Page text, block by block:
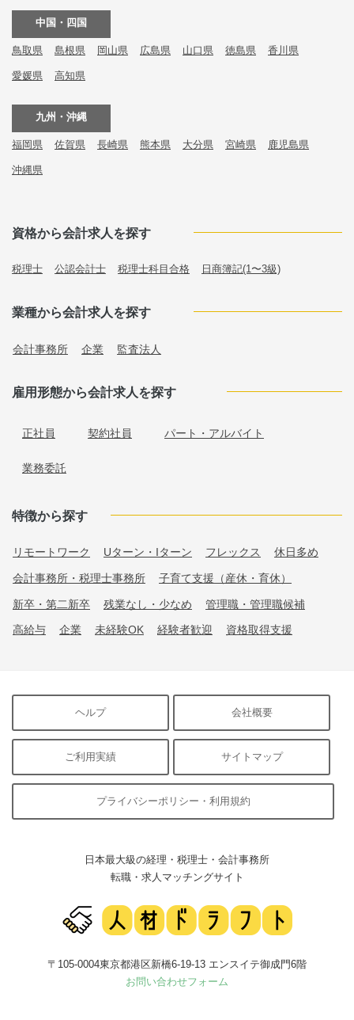
中国・四国
鳥取県 島根県 岡山県 広島県 山口県 徳島県 香川県
愛媛県 高知県
九州・沖縄
福岡県 佐賀県 長崎県 熊本県 大分県 宮崎県 鹿児島県
沖縄県
資格から会計求人を探す
税理士 公認会計士 税理士科目合格 日商簿記(1〜3級)
業種から会計求人を探す
会計事務所 企業 監査法人
雇用形態から会計求人を探す
正社員 契約社員 パート・アルバイト
業務委託
特徴から探す
リモートワーク Uターン・Iターン フレックス 休日多め
会計事務所・税理士事務所 子育て支援（産休・育休）
新卒・第二新卒 残業なし・少なめ 管理職・管理職候補
高給与 企業 未経験OK 経験者歓迎 資格取得支援
ヘルプ 会社概要
ご利用実績 サイトマップ
プライバシーポリシー・利用規約
日本最大級の経理・税理士・会計事務所
転職・求人マッチングサイト
〒105-0004東京都港区新橋6-19-13 エンスイテ御成門6階
お問い合わせフォーム